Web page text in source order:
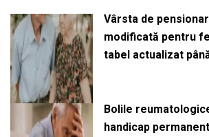
Vârsta de
modificată pentru
tabel actualizat
Bolile
handicap